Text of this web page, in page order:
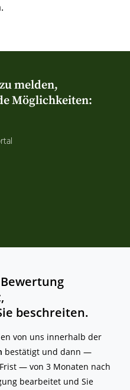
melden,
Möglichkeiten:
beschreiten.
von uns inner­halb der
bestä­tigt und dann —
— von 3 Mona­ten nach
bear­bei­tet und Sie